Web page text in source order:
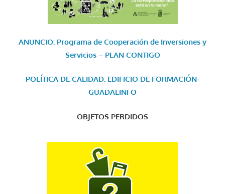
ANUNCIO: Programa de Cooperación de Inversiones y
Servicios – PLAN CONTIGO
POLÍTICA DE CALIDAD: EDIFICIO DE FORMACIÓN-
GUADALINFO
OBJETOS PERDIDOS